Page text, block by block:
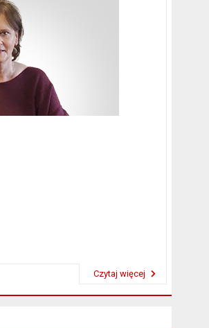
Czytaj więcej